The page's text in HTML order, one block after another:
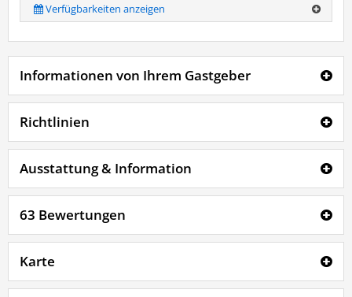
Verfügbarkeiten anzeigen
Informationen von Ihrem Gastgeber
Richtlinien
Ausstattung & Information
63 Bewertungen
Karte